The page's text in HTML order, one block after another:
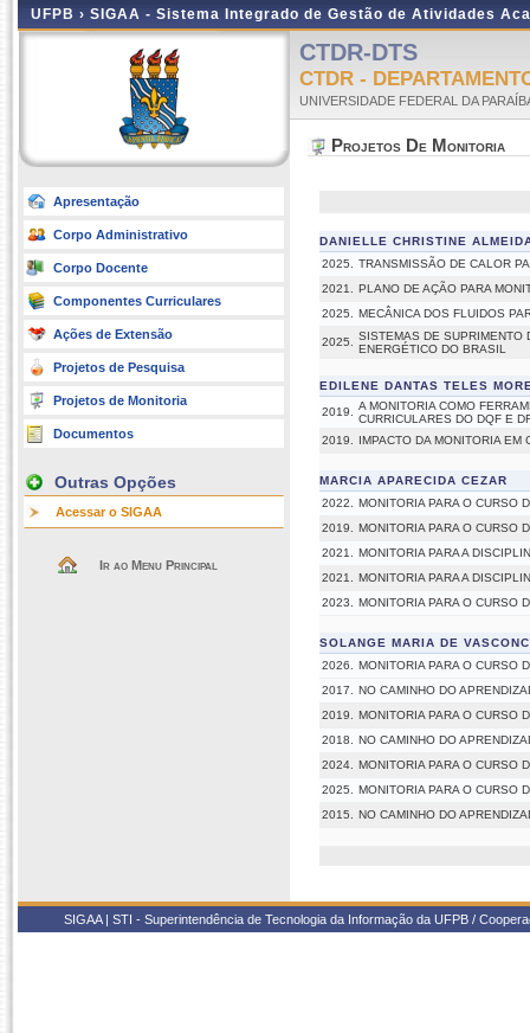
UFPB › SIGAA - Sistema Integrado de Gestão de Atividades
Apresentação
Corpo Administrativo
Corpo Docente
Componentes Curriculares
Ações de Extensão
Projetos de Pesquisa
Projetos de Monitoria
Documentos
Outras Opções
Acessar o SIGAA
Ir ao Menu Principal
CTDR-DTS
CTDR -
UNIVERSIDADE FEDERAL DA
Projetos De Monitoria
DANIELLE CHRISTINE
2025.
TRANSMISSÃO DE CALOR
2021.
PLANO DE AÇÃO PARA
2025.
MECÂNICA DOS FLUIDOS
2025.
SISTEMAS DE SUPRIMENTO
ENERGÉTICO DO BRASIL
EDILENE DANTAS TELES
2019.
A MONITORIA COMO
CURRICULARES DO DQF E
2019.
IMPACTO DA MONITORIA
MARCIA APARECIDA CEZAR
2022.
MONITORIA PARA O CURSO
2019.
MONITORIA PARA O CURSO
2021.
MONITORIA PARA A
2021.
MONITORIA PARA A
2023.
MONITORIA PARA O CURSO
SOLANGE MARIA DE
2026.
MONITORIA PARA O CURSO
2017.
NO CAMINHO DO
2019.
MONITORIA PARA O CURSO
2018.
NO CAMINHO DO
2024.
MONITORIA PARA O CURSO
2025.
MONITORIA PARA O CURSO
2015.
NO CAMINHO DO
SIGAA | STI - Superintendência de Tecnologia da Informação da UFPB /